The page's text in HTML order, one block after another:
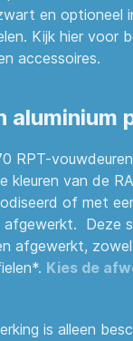
en optioneel
Kijk hier voor
accessoires.
aluminium
RPT-
kleuren van de
of met
Deze
afgewerkt,
Kies de
is alleen